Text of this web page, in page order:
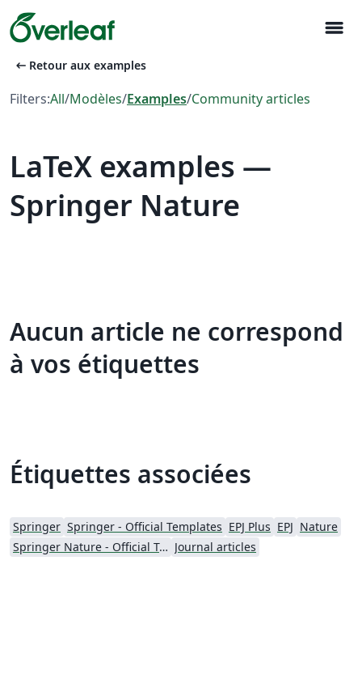
menu
arrow_left_alt Retour aux examples
Filters:All/Modèles/Examples/Community articles
LaTeX examples —
Springer Nature
Aucun article ne correspond
à vos étiquettes
Étiquettes associées
Springer Springer - Official Templates EPJ Plus EPJ Nature
Springer Nature - Official Templates Journal articles